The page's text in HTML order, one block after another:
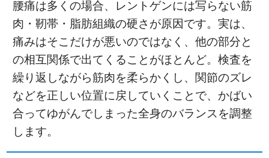
腰痛は多くの場合、レントゲンには写らない筋
肉・靭帯・脂肪組織の硬さが原因です。実は、
痛みはそこだけが悪いのではなく、他の部分と
の相互関係で出てくることがほとんど。検査を
繰り返しながら筋肉を柔らかくし、関節のズレ
などを正しい位置に戻していくことで、かばい
合ってゆがんでしまった全身のバランスを調整
します。